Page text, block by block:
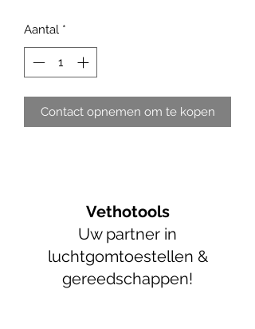
Aantal *
Contact opnemen om te kopen
Vethotools
Uw partner in
luchtgomtoestellen &
gereedschappen!